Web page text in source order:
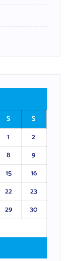
S
S
1
2
8
9
15
16
22
23
29
30